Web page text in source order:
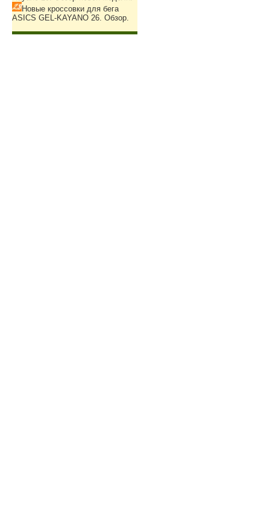
Новые кроссовки для бега
ASICS GEL-KAYANO 26. Обзор.